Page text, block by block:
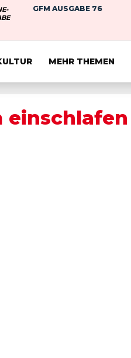
GFM AUSGABE 76
MEHR THEMEN
einschlafen